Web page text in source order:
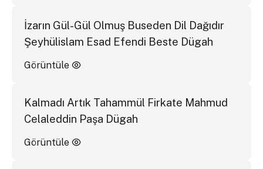
İzarın Gül-Gül Olmuş Buseden Dil Dağıdır
Şeyhülislam Esad Efendi Beste Dügah
Görüntüle
Kalmadı Artık Tahammül Firkate Mahmud
Celaleddin Paşa Dügah
Görüntüle